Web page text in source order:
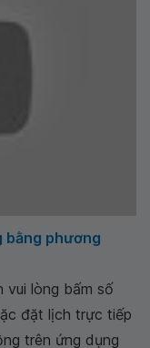
bằng phương
vui lòng bấm số
đặt lịch trực tiếp
trên ứng dụng